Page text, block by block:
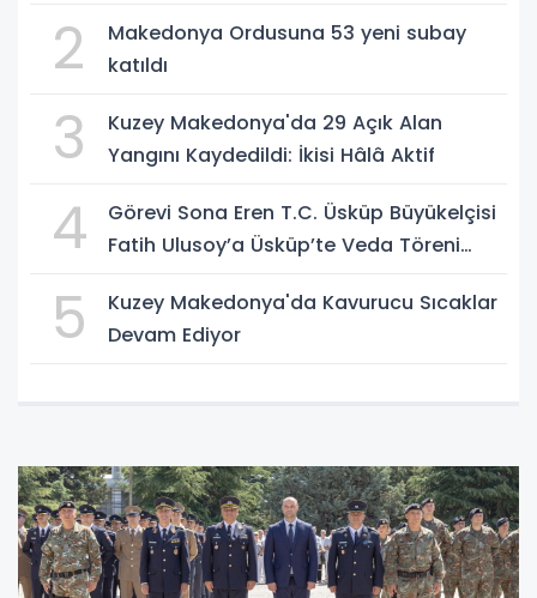
2
Makedonya Ordusuna 53 yeni subay
katıldı
3
Kuzey Makedonya'da 29 Açık Alan
Yangını Kaydedildi: İkisi Hâlâ Aktif
4
Görevi Sona Eren T.C. Üsküp Büyükelçisi
Fatih Ulusoy’a Üsküp’te Veda Töreni
5
Kuzey Makedonya'da Kavurucu Sıcaklar
Devam Ediyor